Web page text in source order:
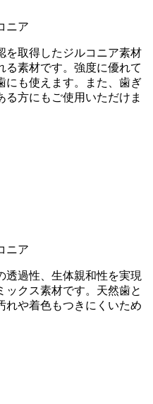
ニア
を取得したジルコニア素材
る素材です。強度に優れて
にも使えます。また、歯ぎ
る方にもご使用いただけま
ニア
透過性、生体親和性を実現
ックス素材です。天然歯と
れや着色もつきにくいため